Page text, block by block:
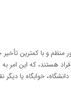
منظم و با کمترین
هستند، که این امر
خوابگاه یا دیگر